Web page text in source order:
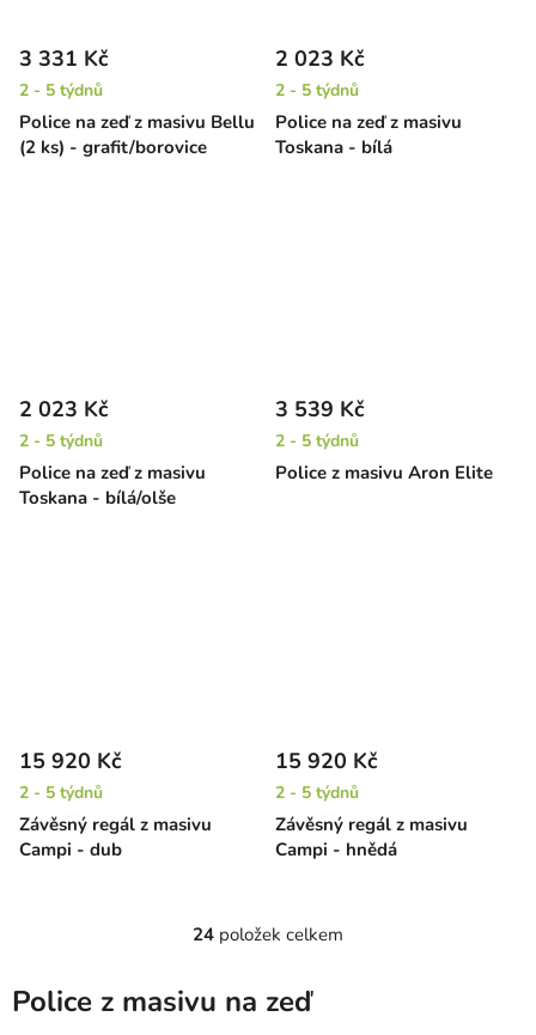
Police na zeď z masivu Bellu
(2 ks) - grafit/borovice
3 331 Kč
2 - 5 týdnů
Police na zeď z masivu
Toskana - bílá
2 023 Kč
2 - 5 týdnů
Police na zeď z masivu
Toskana - bílá/olše
2 023 Kč
2 - 5 týdnů
Police z masivu Aron Elite
3 539 Kč
2 - 5 týdnů
Závěsný regál z masivu
Campi - dub
15 920 Kč
2 - 5 týdnů
Závěsný regál z masivu
Campi - hnědá
15 920 Kč
2 - 5 týdnů
O
l
24 položek celkem
Police z masivu na zeď